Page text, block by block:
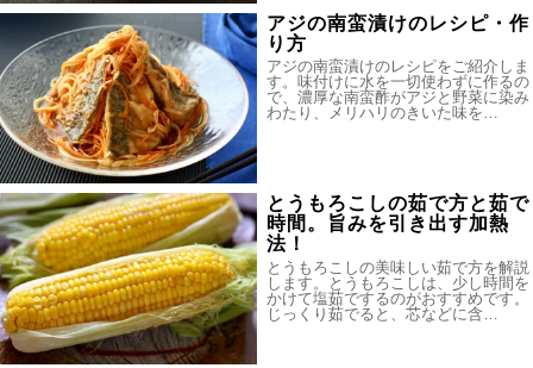
アジの南蛮漬けのレシピ・作
り方
アジの南蛮漬けのレシピをご紹介しま
す。味付けに水を一切使わずに作るの
で、濃厚な南蛮酢がアジと野菜に染み
わたり、メリハリのきいた味を…
とうもろこしの茹で方と茹で
時間。旨みを引き出す加熱
法！
とうもろこしの美味しい茹で方を解説
します。とうもろこしは、少し時間を
かけて塩茹でするのがおすすめです。
じっくり茹でると、芯などに含…